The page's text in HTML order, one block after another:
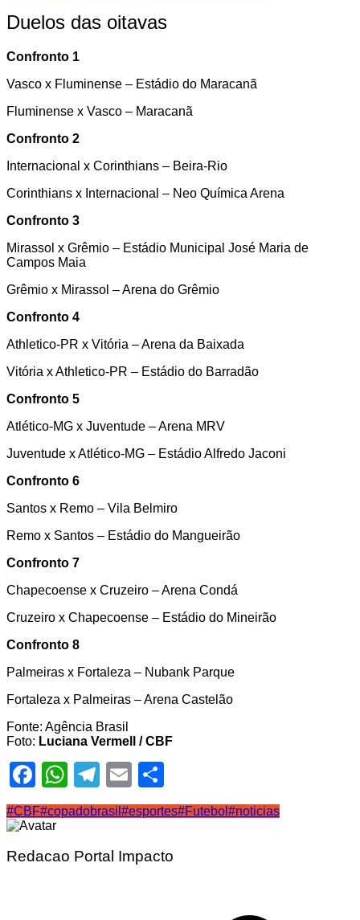
Duelos das oitavas
Confronto 1
Vasco x Fluminense – Estádio do Maracanã
Fluminense x Vasco – Maracanã
Confronto 2
Internacional x Corinthians – Beira-Rio
Corinthians x Internacional – Neo Química Arena
Confronto 3
Mirassol x Grêmio – Estádio Municipal José Maria de
Campos Maia
Grêmio x Mirassol – Arena do Grêmio
Confronto 4
Athletico-PR x Vitória – Arena da Baixada
Vitória x Athletico-PR – Estádio do Barradão
Confronto 5
Atlético-MG x Juventude – Arena MRV
Juventude x Atlético-MG – Estádio Alfredo Jaconi
Confronto 6
Santos x Remo – Vila Belmiro
Remo x Santos – Estádio do Mangueirão
Confronto 7
Chapecoense x Cruzeiro – Arena Condá
Cruzeiro x Chapecoense – Estádio do Mineirão
Confronto 8
Palmeiras x Fortaleza – Nubank Parque
Fortaleza x Palmeiras – Arena Castelão
Fonte: Agência Brasil
Foto: Luciana Vermell / CBF
Facebook
WhatsApp
Telegram
Email
#CBF#copadobrasil #esportes#Futebol #noticias
Redacao Portal Impacto